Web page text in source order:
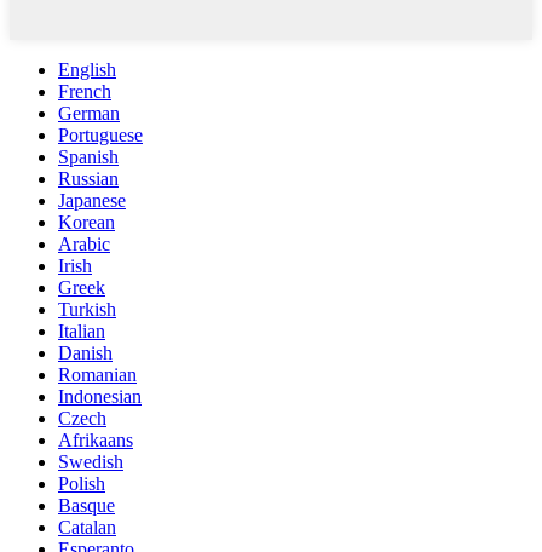
English
French
German
Portuguese
Spanish
Russian
Japanese
Korean
Arabic
Irish
Greek
Turkish
Italian
Danish
Romanian
Indonesian
Czech
Afrikaans
Swedish
Polish
Basque
Catalan